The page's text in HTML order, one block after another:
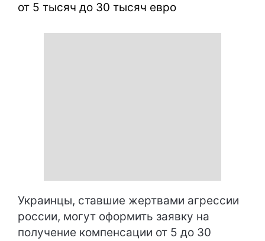
от 5 тысяч до 30 тысяч евро
Украинцы, ставшие жертвами агрессии
россии, могут оформить заявку на
получение компенсации от 5 до 30